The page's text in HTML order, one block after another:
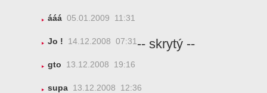
ááá 05.01.2009 11:31
Jo ! 14.12.2008 07:31 -- skrytý --
gto 13.12.2008 19:16
supa 13.12.2008 12:36